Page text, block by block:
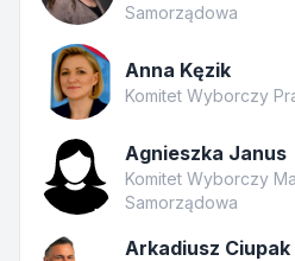
Samorządowa
Anna Kęzik
Komitet Wyborczy
Agnieszka Janus
Komitet Wyborczy
Samorządowa
Arkadiusz Ciupak